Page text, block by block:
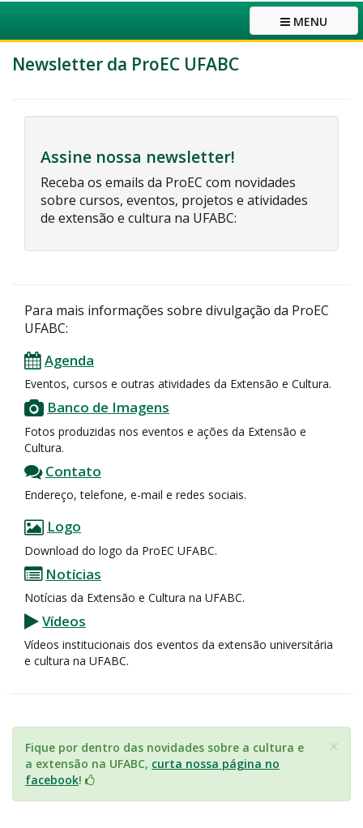
MENU
Newsletter da ProEC UFABC
Assine nossa newsletter!
Receba os emails da ProEC com novidades
sobre cursos, eventos, projetos e atividades
de extensão e cultura na UFABC:
Para mais informações sobre divulgação da ProEC
UFABC:
Agenda
Eventos, cursos e outras atividades da Extensão e Cultura.
Banco de Imagens
Fotos produzidas nos eventos e ações da Extensão e
Cultura.
Contato
Endereço, telefone, e-mail e redes sociais.
Logo
Download do logo da ProEC UFABC.
Notícias
Notícias da Extensão e Cultura na UFABC.
Vídeos
Vídeos institucionais dos eventos da extensão universitária
e cultura na UFABC.
×
Fique por dentro das novidades sobre a cultura e
a extensão na UFABC, curta nossa página no
facebook!